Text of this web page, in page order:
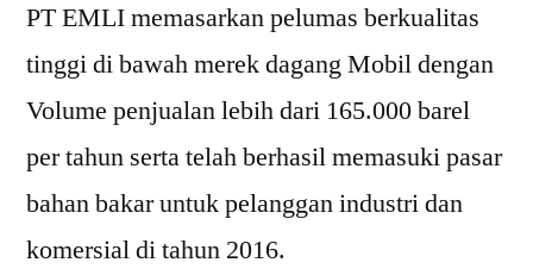
PT EMLI memasarkan pelumas berkualitas
tinggi di bawah merek dagang Mobil dengan
Volume penjualan lebih dari 165.000 barel
per tahun serta telah berhasil memasuki pasar
bahan bakar untuk pelanggan industri dan
komersial di tahun 2016.